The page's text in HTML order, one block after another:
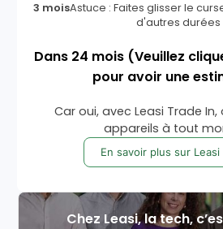
3 moisAstuce : Faites glisser le
d'autres durées
Dans 24 mois (Veuillez
pour avoir une
Car oui, avec Leasi Trade
appareils à tout
En savoir plus sur Leasi
Chez Leasi, la tech,